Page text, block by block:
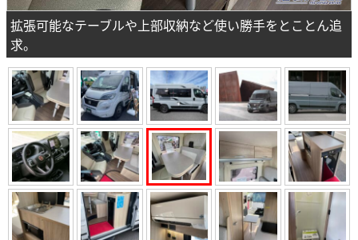
拡張可能なテーブルや上部収納など使い勝手をとことん追
求。